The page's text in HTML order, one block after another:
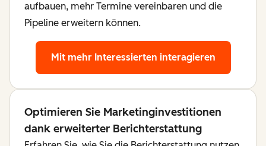
aufbauen, mehr Termine vereinbaren und die
Pipeline erweitern können.
Mit mehr Interessierten interagieren
Optimieren Sie Marketinginvestitionen
dank erweiterter Berichterstattung